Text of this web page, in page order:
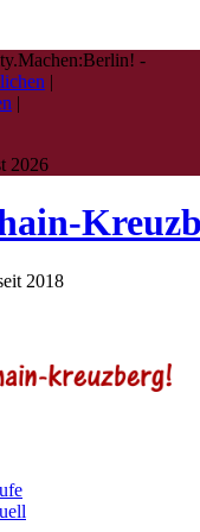
-
|
|
2026
2018